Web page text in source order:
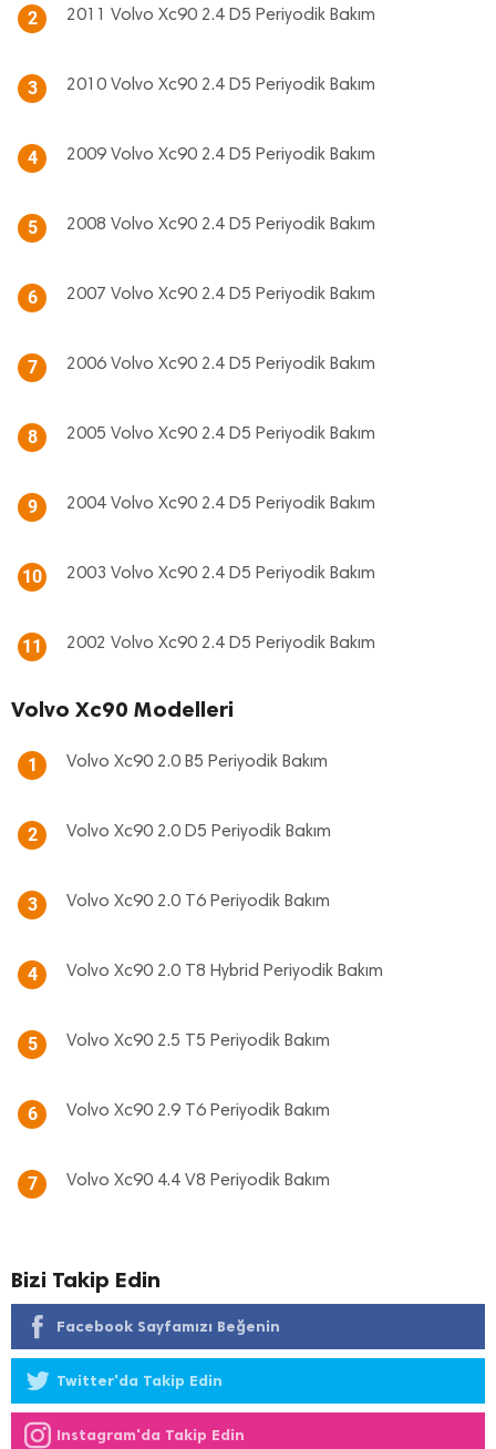
2 2011 Volvo Xc90 2.4 D5 Periyodik Bakım
3 2010 Volvo Xc90 2.4 D5 Periyodik Bakım
4 2009 Volvo Xc90 2.4 D5 Periyodik Bakım
5 2008 Volvo Xc90 2.4 D5 Periyodik Bakım
6 2007 Volvo Xc90 2.4 D5 Periyodik Bakım
7 2006 Volvo Xc90 2.4 D5 Periyodik Bakım
8 2005 Volvo Xc90 2.4 D5 Periyodik Bakım
9 2004 Volvo Xc90 2.4 D5 Periyodik Bakım
10 2003 Volvo Xc90 2.4 D5 Periyodik Bakım
11 2002 Volvo Xc90 2.4 D5 Periyodik Bakım
Volvo Xc90 Modelleri
1 Volvo Xc90 2.0 B5 Periyodik Bakım
2 Volvo Xc90 2.0 D5 Periyodik Bakım
3 Volvo Xc90 2.0 T6 Periyodik Bakım
4 Volvo Xc90 2.0 T8 Hybrid Periyodik Bakım
5 Volvo Xc90 2.5 T5 Periyodik Bakım
6 Volvo Xc90 2.9 T6 Periyodik Bakım
7 Volvo Xc90 4.4 V8 Periyodik Bakım
Bizi Takip Edin
Facebook Sayfamızı Beğenin
Twitter'da Takip Edin
Instagram'da Takip Edin